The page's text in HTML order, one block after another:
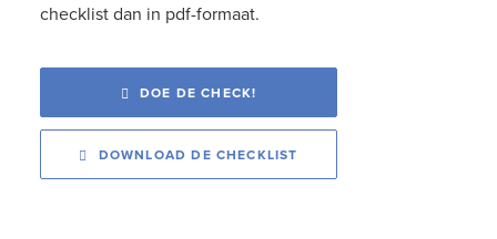
checklist dan in pdf-formaat.
DOE DE CHECK!
DOWNLOAD DE CHECKLIST